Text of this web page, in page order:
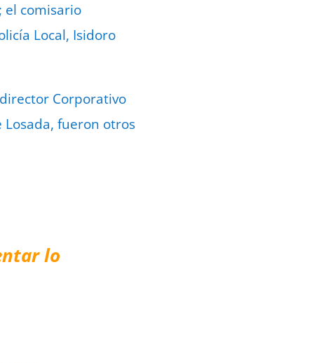
el comisario
Local, Isidoro
Corporativo
Losada, fueron otros
lo